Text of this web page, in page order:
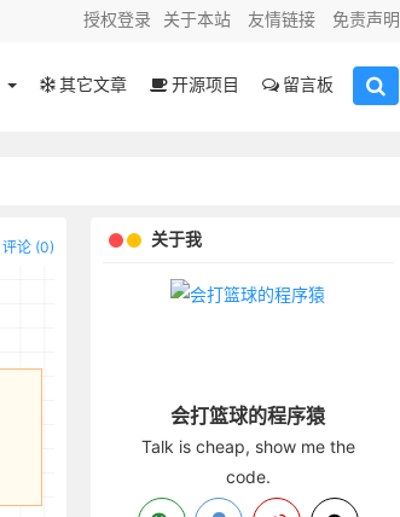
关于本站 友情链接 免责声明
授权登录
其它文章 开源项目 留言板
评论 (0) 关于我
会打篮球的程序猿
Talk is cheap, show me the
code.